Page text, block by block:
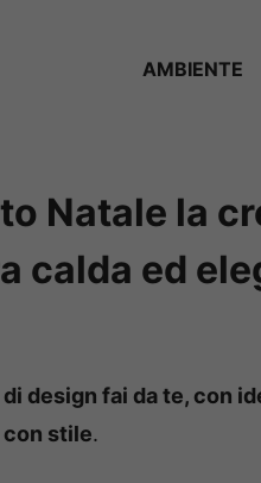
AMBIENTE
Natale la
calda ed
design fai da te, con
con stile.